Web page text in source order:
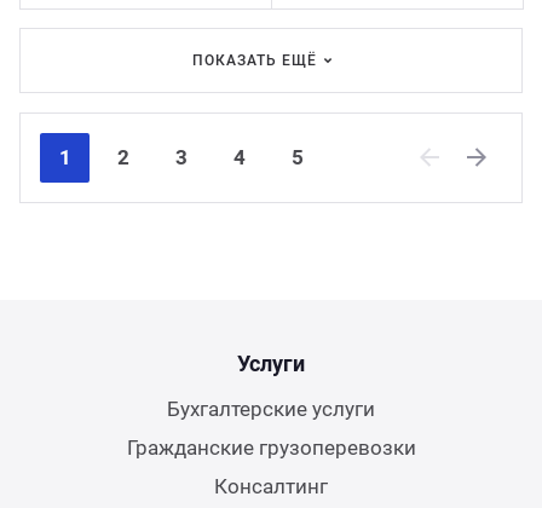
ПОКАЗАТЬ ЕЩЁ
1 2 3 4
5
Услуги
Бухгалтерские услуги
Гражданские грузоперевозки
Консалтинг